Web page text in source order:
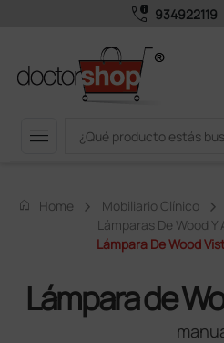
call_quality 934922119
menu
home Home Mobiliario Clínico
Lámparas De Wood
Lámpara De Wood
Lámpara de